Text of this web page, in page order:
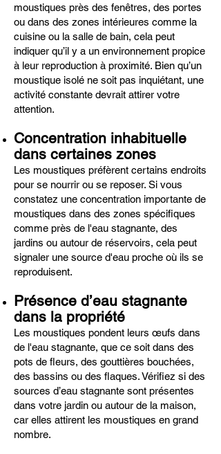
moustiques près des fenêtres, des portes
ou dans des zones intérieures comme la
cuisine ou la salle de bain, cela peut
indiquer qu’il y a un environnement propice
à leur reproduction à proximité. Bien qu’un
moustique isolé ne soit pas inquiétant, une
activité constante devrait attirer votre
attention.
Concentration inhabituelle
dans certaines zones
Les moustiques préfèrent certains endroits
pour se nourrir ou se reposer. Si vous
constatez une concentration importante de
moustiques dans des zones spécifiques
comme près de l'eau stagnante, des
jardins ou autour de réservoirs, cela peut
signaler une source d'eau proche où ils se
reproduisent.
Présence d’eau stagnante
dans la propriété
Les moustiques pondent leurs œufs dans
de l'eau stagnante, que ce soit dans des
pots de fleurs, des gouttières bouchées,
des bassins ou des flaques. Vérifiez si des
sources d’eau stagnante sont présentes
dans votre jardin ou autour de la maison,
car elles attirent les moustiques en grand
nombre.